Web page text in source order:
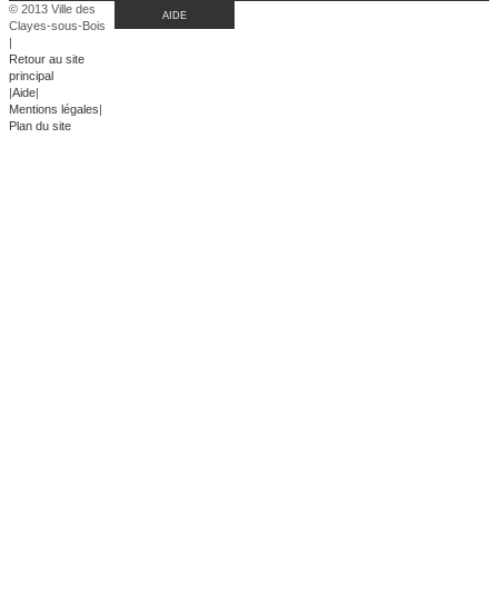
© 2013 Ville des
Clayes-sous-Bois
|
Retour au site
principal
|Aide|
Mentions légales|
Plan du site
AIDE